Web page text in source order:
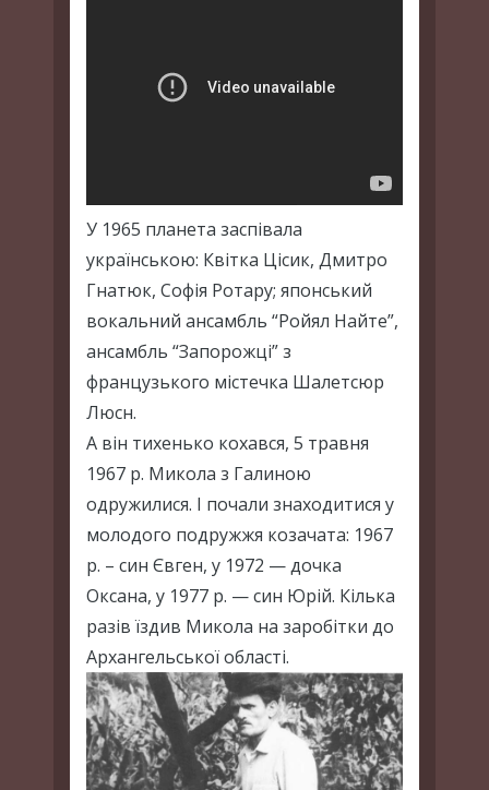
У 1965 планета заспівала
українською: Квітка Цісик, Дмитро
Гнатюк, Софія Ротару; японський
вокальний ансамбль “Ройял Найте”,
ансамбль “Запорожці” з
французького містечка Шалетсюр
Люсн.
А він тихенько кохався, 5 травня
1967 р. Микола з Галиною
одружилися. І почали знаходитися у
молодого подружжя козачата: 1967
р. – син Євген, у 1972 — дочка
Оксана, у 1977 р. — син Юрій. Кілька
разів їздив Микола на заробітки до
Архангельської області.